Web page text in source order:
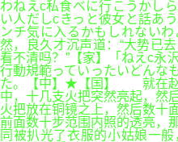
わねえc私食べに行こうかし
い人だしcきっと彼女と話あ
ンチ気に入るかもしれな
然，良久才沉声道：“大势已
看不清吗？”【家】「ねえc永
行動規範っていったいどんな
た。【中】★【国】 就在赵
中，十几支火把突然亮起，然
火把放在铜镜之上，然后数十
前面数十步范围内照的透亮，
同被扒光了衣服的小姑娘一